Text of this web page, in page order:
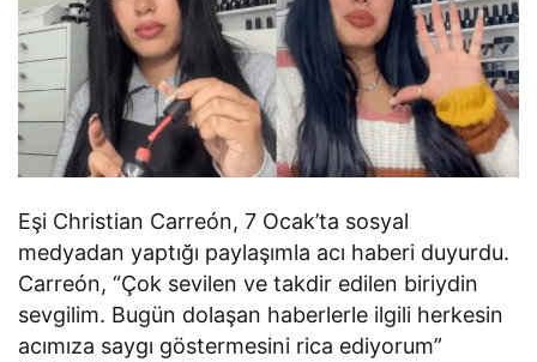
Eşi Christian Carreón, 7 Ocak’ta sosyal
medyadan yaptığı paylaşımla acı haberi duyurdu.
Carreón, “Çok sevilen ve takdir edilen biriydin
sevgilim. Bugün dolaşan haberlerle ilgili herkesin
acımıza saygı göstermesini rica ediyorum”